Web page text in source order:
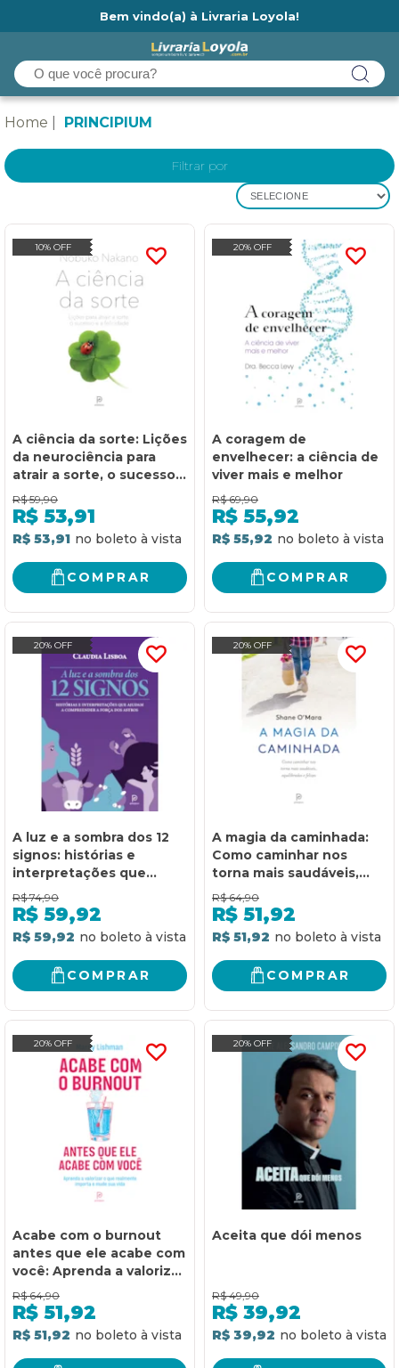
Bem vindo(a) à Livraria Loyola!
Home PRINCIPIUM
Filtrar por
SELECIONE
10% OFF
A ciência da sorte: Lições
da neurociência para
atrair a sorte, o sucesso
e a felicidade
R$ 59,90
R$ 53,91
R$ 53,91
COMPRAR
20% OFF
A coragem de
envelhecer: a ciência de
viver mais e melhor
R$ 69,90
R$ 55,92
R$ 55,92
COMPRAR
20% OFF
A luz e a sombra dos 12
signos: histórias e
interpretações que
ajudam a compreender a
força dos astros
R$ 74,90
R$ 59,92
R$ 59,92
COMPRAR
20% OFF
A magia da caminhada:
Como caminhar nos
torna mais saudáveis,
equilibrados e felizes
R$ 64,90
R$ 51,92
R$ 51,92
COMPRAR
20% OFF
Acabe com o burnout
antes que ele acabe com
você: Aprenda a valorizar
o que realmente importa
e mude sua vida
R$ 64,90
R$ 51,92
R$ 51,92
20% OFF
Aceita que dói menos
R$ 49,90
R$ 39,92
R$ 39,92